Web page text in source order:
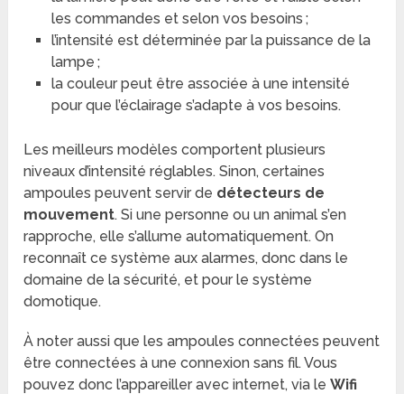
les commandes et selon vos besoins ;
l’intensité est déterminée par la puissance de la
lampe ;
la couleur peut être associée à une intensité
pour que l’éclairage s’adapte à vos besoins.
Les meilleurs modèles comportent plusieurs
niveaux d’intensité réglables. Sinon, certaines
ampoules peuvent servir de détecteurs de
mouvement. Si une personne ou un animal s’en
rapproche, elle s’allume automatiquement. On
reconnaît ce système aux alarmes, donc dans le
domaine de la sécurité, et pour le système
domotique.
À noter aussi que les ampoules connectées peuvent
être connectées à une connexion sans fil. Vous
pouvez donc l’appareiller avec internet, via leWifi